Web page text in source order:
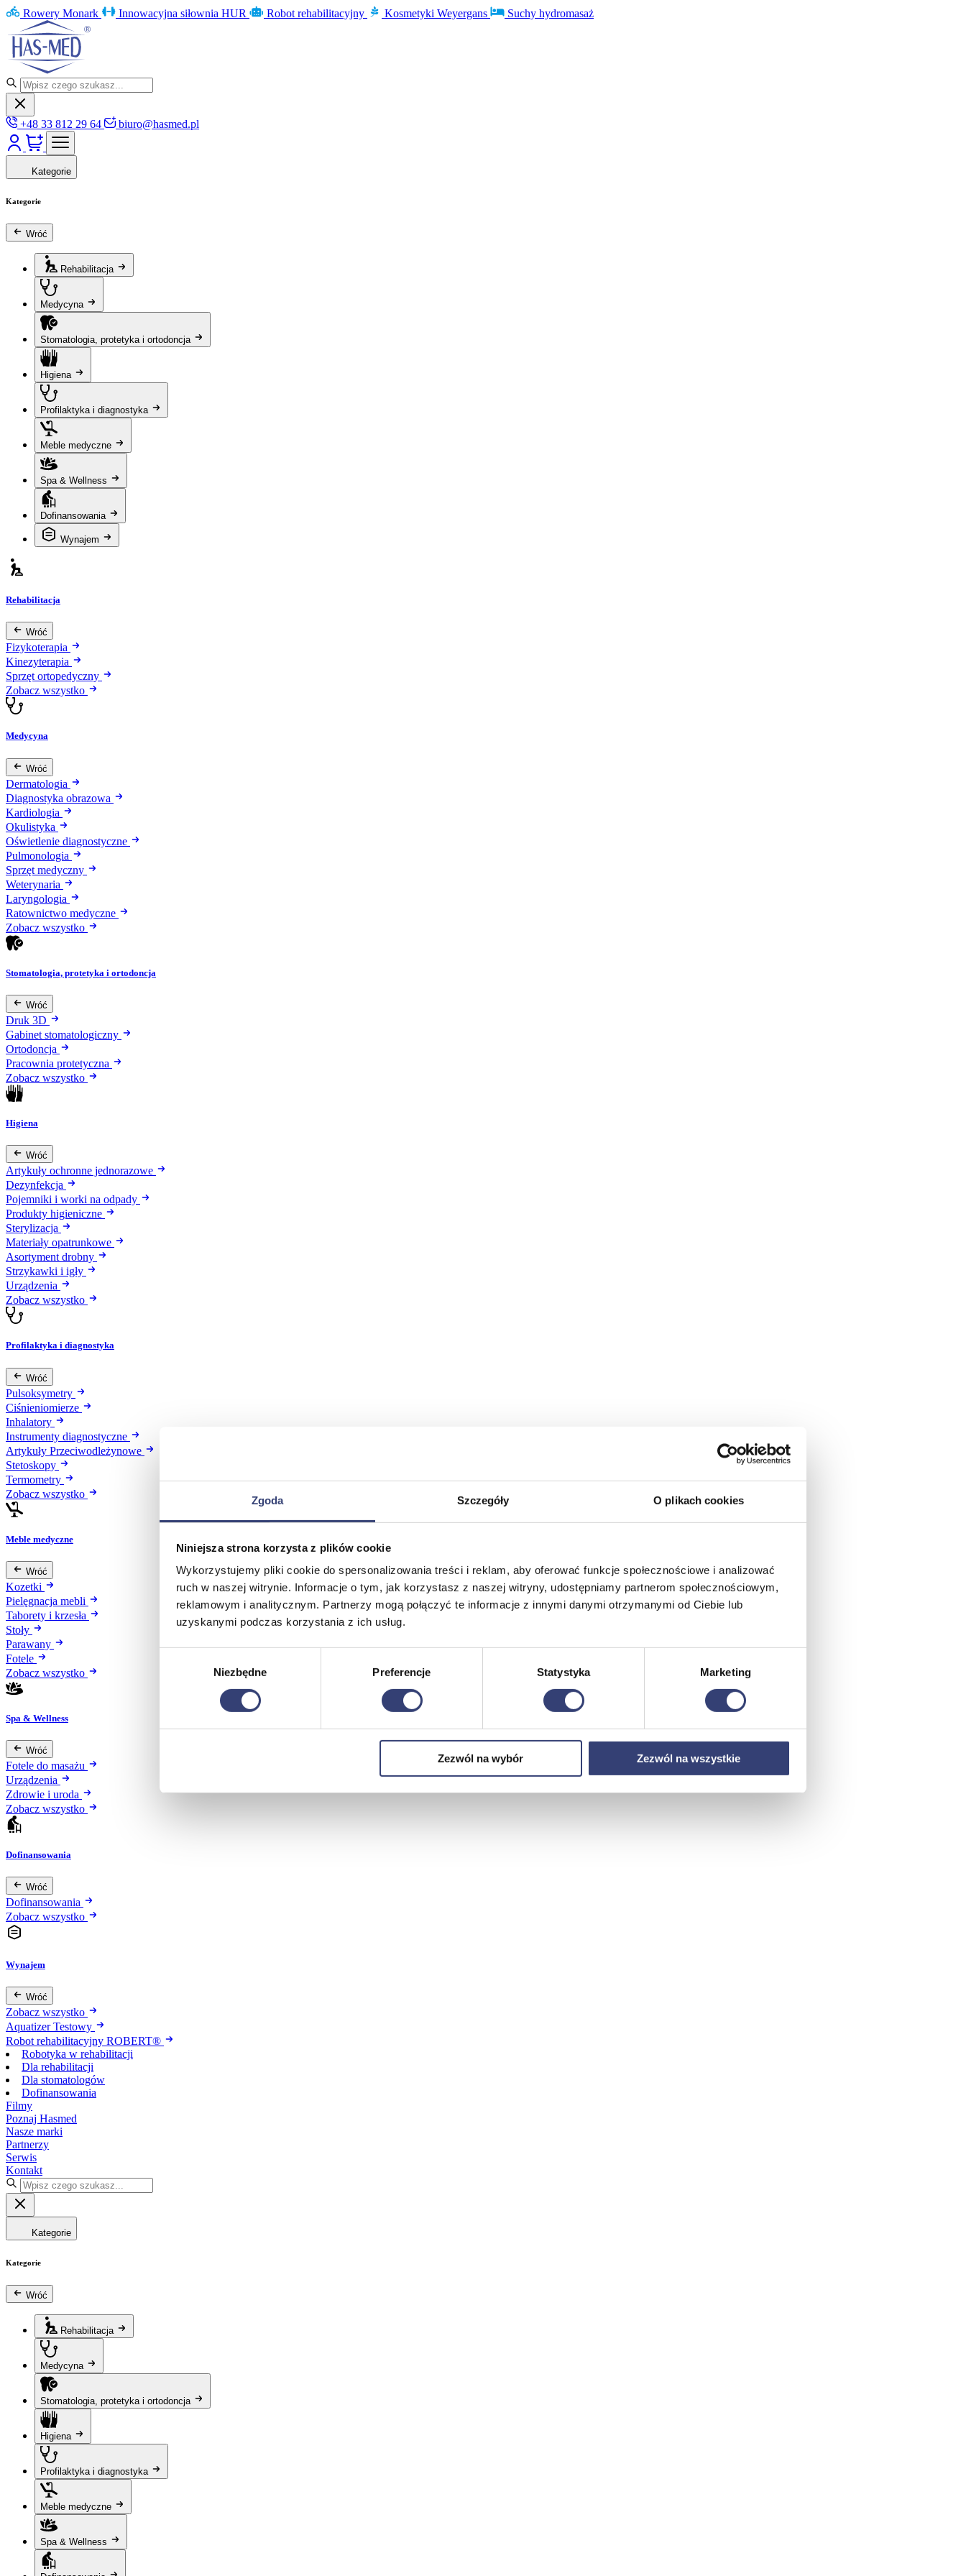
Zgoda Szczegóły O plikach cookies
Niniejsza strona korzysta z plików cookie
Wykorzystujemy pliki cookie do spersonalizowania treści i reklam, aby oferować funkcje społecznościowe i analizować
ruch w naszej witrynie. Informacje o tym, jak korzystasz z naszej witryny, udostępniamy partnerom społecznościowym,
reklamowym i analitycznym. Partnerzy mogą połączyć te informacje z innymi danymi otrzymanymi od Ciebie lub
uzyskanymi podczas korzystania z ich usług.
Niezbędne Preferencje Statystyka Marketing
Zezwól na wybór Zezwól na wszystkie
Rowery Monark Innowacyjna siłownia HUR Robot rehabilitacyjny Kosmetyki Weyergans Suchy hydromasaż
+48 33 812 29 64 biuro@hasmed.pl
Kategorie
Kategorie
Wróć
Rehabilitacja
Medycyna
Stomatologia, protetyka i ortodoncja
Higiena
Profilaktyka i diagnostyka
Meble medyczne
Spa & Wellness
Dofinansowania
Wynajem
Rehabilitacja
Wróć
Fizykoterapia
Kinezyterapia
Sprzęt ortopedyczny
Zobacz wszystko
Medycyna
Wróć
Dermatologia
Diagnostyka obrazowa
Kardiologia
Okulistyka
Oświetlenie diagnostyczne
Pulmonologia
Sprzęt medyczny
Weterynaria
Laryngologia
Ratownictwo medyczne
Zobacz wszystko
Stomatologia, protetyka i ortodoncja
Wróć
Druk 3D
Gabinet stomatologiczny
Ortodoncja
Pracownia protetyczna
Zobacz wszystko
Higiena
Wróć
Artykuły ochronne jednorazowe
Dezynfekcja
Pojemniki i worki na odpady
Produkty higieniczne
Sterylizacja
Materiały opatrunkowe
Asortyment drobny
Strzykawki i igły
Urządzenia
Zobacz wszystko
Profilaktyka i diagnostyka
Wróć
Pulsoksymetry
Ciśnieniomierze
Inhalatory
Instrumenty diagnostyczne
Artykuły Przeciwodleżynowe
Stetoskopy
Termometry
Zobacz wszystko
Meble medyczne
Wróć
Kozetki
Pielęgnacja mebli
Taborety i krzesła
Stoły
Parawany
Fotele
Zobacz wszystko
Spa & Wellness
Wróć
Fotele do masażu
Urządzenia
Zdrowie i uroda
Zobacz wszystko
Dofinansowania
Wróć
Dofinansowania
Zobacz wszystko
Wynajem
Wróć
Zobacz wszystko
Aquatizer Testowy
Robot rehabilitacyjny ROBERT®
Robotyka w rehabilitacji
Dla rehabilitacji
Dla stomatologów
Dofinansowania
Filmy
Poznaj Hasmed
Nasze marki
Partnerzy
Serwis
Kontakt
Kategorie
Kategorie
Wróć
Rehabilitacja
Medycyna
Stomatologia, protetyka i ortodoncja
Higiena
Profilaktyka i diagnostyka
Meble medyczne
Spa & Wellness